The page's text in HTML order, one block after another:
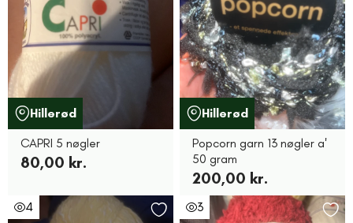
Hillerød
CAPRI 5 nøgler
80,00 kr.
Hillerød
Popcorn garn 13 nøgler a'
50 gram
200,00 kr.
4 3